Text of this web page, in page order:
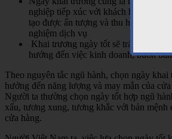
nghiệp tiếp xúc với khách hàng.
tạo được ấn tượng và thu hút khách
nghiệm dịch vụ
Khai trương ngày tốt sẽ tránh được
hưởng đến việc kinh doanh, buôn bán
Theo nguyên tắc ngũ hành, chọn ngày khai
hưởng đến năng lượng và may mắn của
Người ta thường chọn ngày tốt hợp ngũ
xấu, tương xung, tương khắc với bản mệnh
cửa hàng.